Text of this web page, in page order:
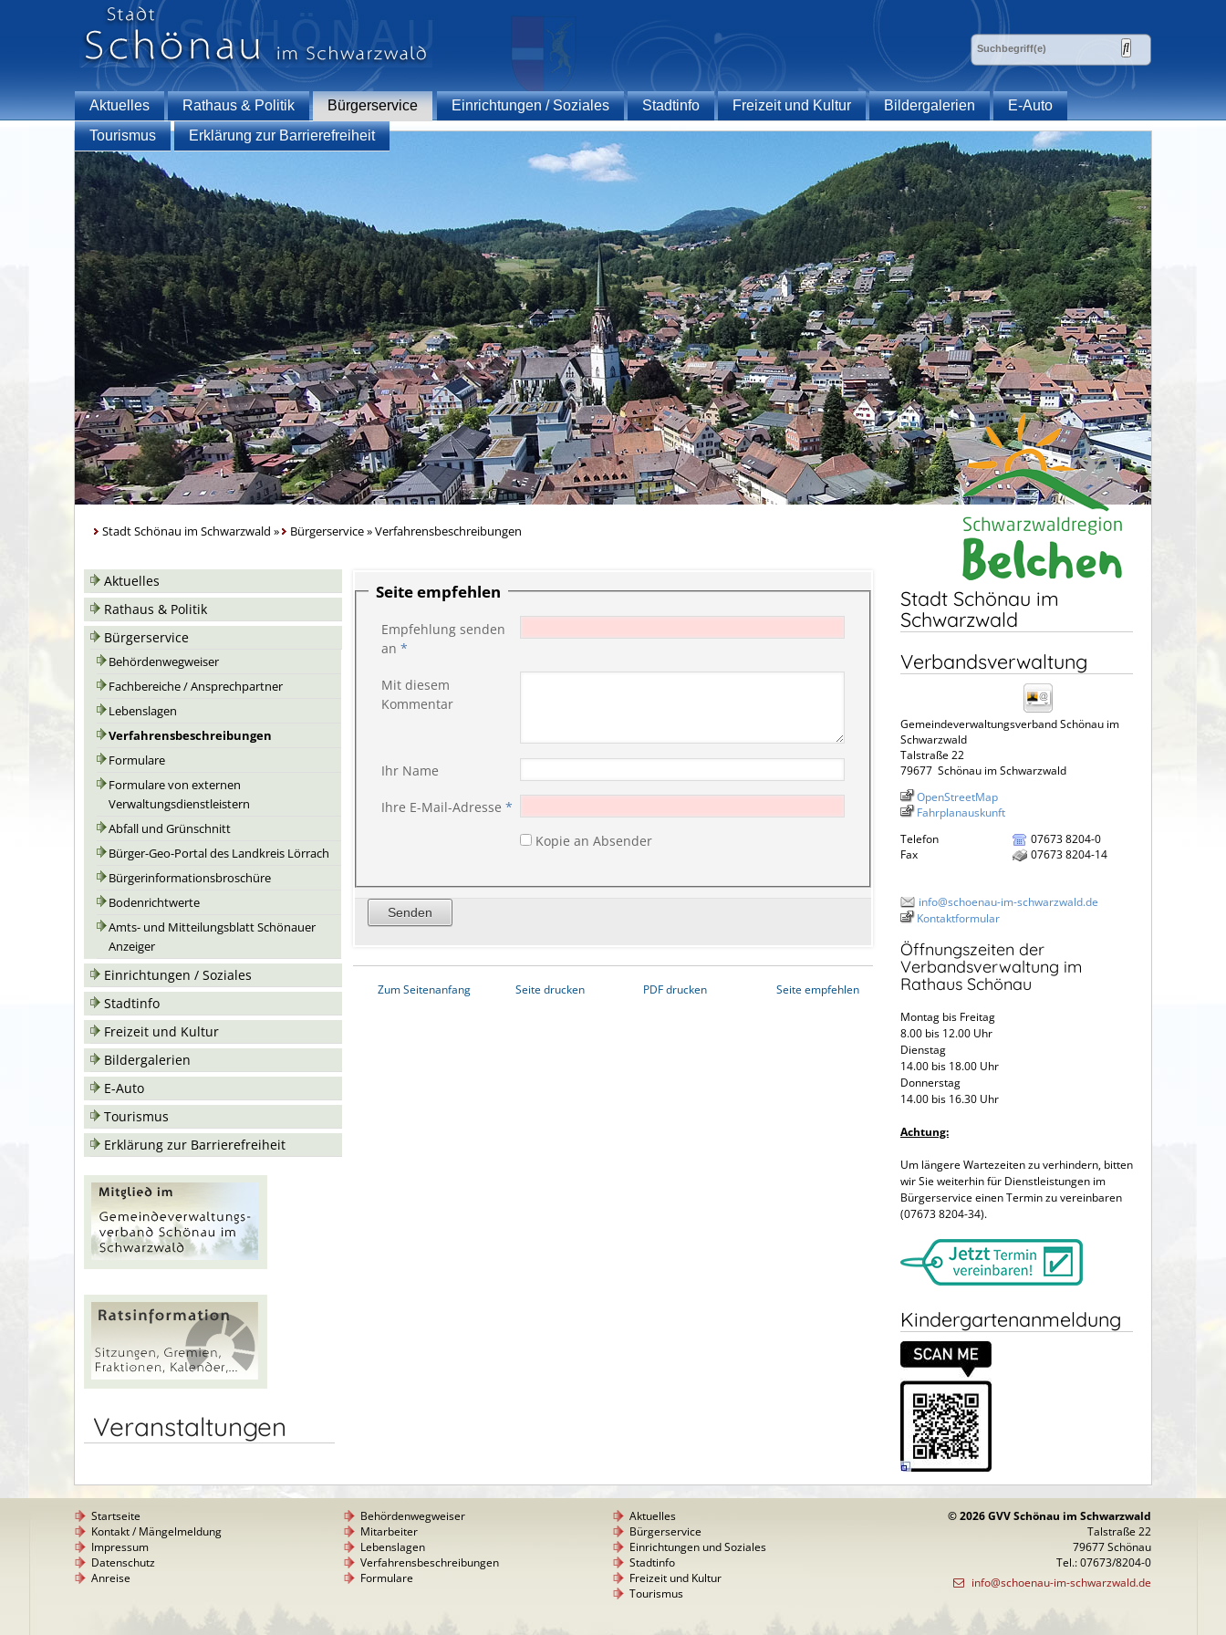
Aktuelles Rathaus & Politik Bürgerservice Einrichtungen / Soziales Stadtinfo Freizeit und Kultur Bildergalerien
E-Auto
Tourismus
Erklärung zur Barrierefreiheit
Stadt Schönau im Schwarzwald » Bürgerservice»Verfahrensbeschreibungen
Aktuelles
Rathaus & Politik
Bürgerservice
Behördenwegweiser
Fachbereiche / Ansprechpartner
Lebenslagen
Verfahrensbeschreibungen
Formulare
Formulare von externen
Verwaltungsdienstleistern
Abfall und Grünschnitt
Bürger-Geo-Portal des Landkreis Lörrach
Bürgerinformationsbroschüre
Bodenrichtwerte
Amts- und Mitteilungsblatt Schönauer
Anzeiger
Einrichtungen / Soziales
Stadtinfo
Freizeit und Kultur
Bildergalerien
E-Auto
Tourismus
Erklärung zur Barrierefreiheit
Veranstaltungen
Seite empfehlen
Empfehlung senden
an *
Mit diesem
Kommentar
Ihr Name
Ihre E-Mail-Adresse *
Kopie an Absender
Zum Seitenanfang Seite drucken PDF drucken Seite empfehlen
Stadt Schönau im
Schwarzwald
Verbandsverwaltung
Gemeindeverwaltungsverband Schönau im
Schwarzwald
Talstraße 22
79677 Schönau im Schwarzwald
OpenStreetMap
Fahrplanauskunft
Telefon
07673 8204-0
Fax
07673 8204-14
info@schoenau-im-schwarzwald.de
Kontaktformular
Öffnungszeiten der
Verbandsverwaltung im
Rathaus Schönau
Montag bis Freitag
8.00 bis 12.00 Uhr
Dienstag
14.00 bis 18.00 Uhr
Donnerstag
14.00 bis 16.30 Uhr
Achtung:
Um längere Wartezeiten zu verhindern, bitten
wir Sie weiterhin für Dienstleistungen im
Bürgerservice einen Termin zu vereinbaren
(07673 8204-34).
Kindergartenanmeldung
Startseite
Kontakt / Mängelmeldung
Impressum
Datenschutz
Anreise
Behördenwegweiser
Mitarbeiter
Lebenslagen
Verfahrensbeschreibungen
Formulare
Aktuelles
Bürgerservice
Einrichtungen und Soziales
Stadtinfo
Freizeit und Kultur
Tourismus
© 2026 GVV Schönau im Schwarzwald
Talstraße 22
79677 Schönau
Tel.: 07673/8204-0
info@schoenau-im-schwarzwald.de